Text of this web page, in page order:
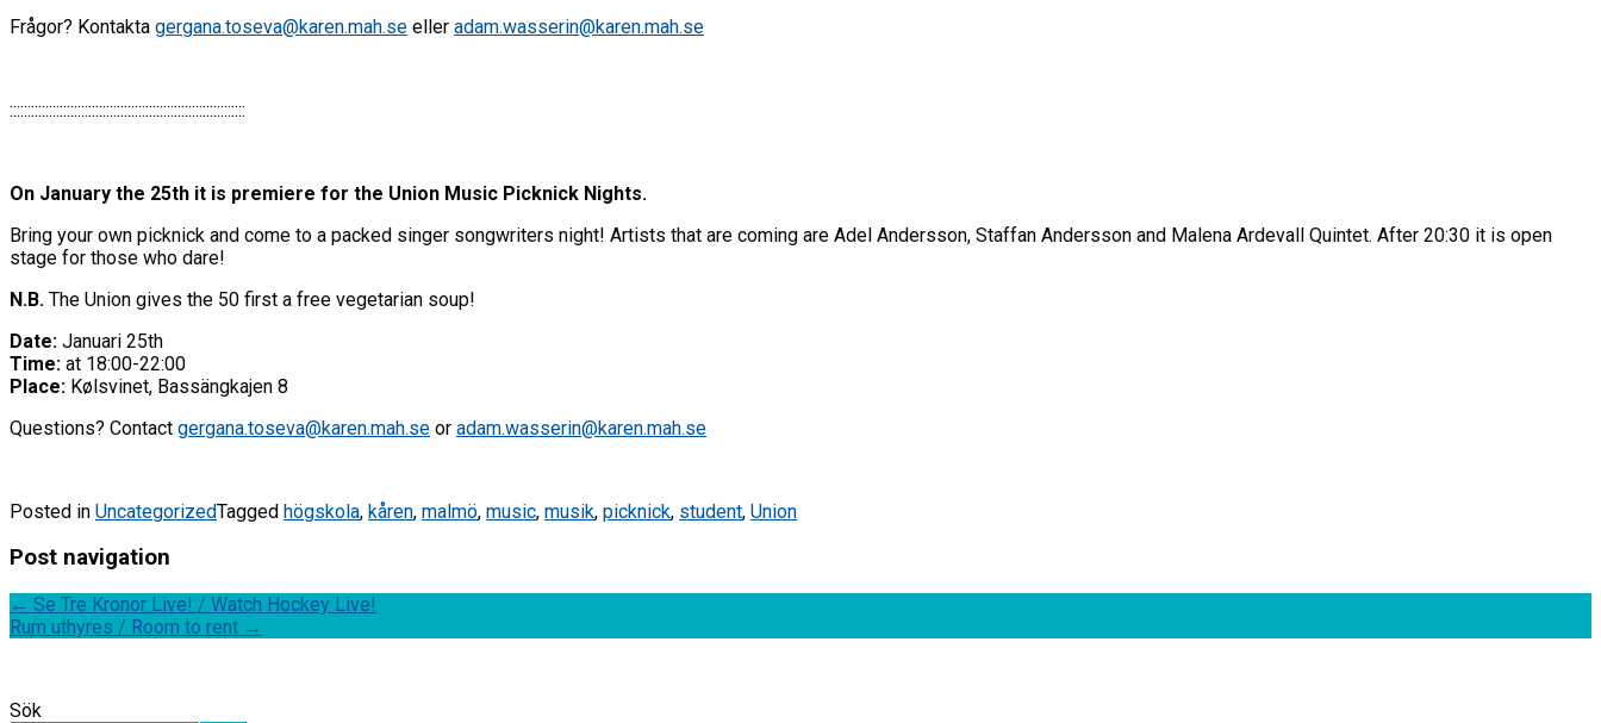
Frågor? Kontakta gergana.toseva@karen.mah.se eller adam.wasserin@karen.mah.se
::::::::::::::::::::::::::::::::::::::::::::::::::::::::::::::::::
On January the 25th it is premiere for the Union Music Picknick Nights.
Bring your own picknick and come to a packed singer songwriters night! Artists that are coming are Adel Andersson, Staffan Andersson and Malena Ardevall Quintet. After 20:30 it is open
stage for those who dare!
N.B. The Union gives the 50 first a free vegetarian soup!
Date: Januari 25th
Time: at 18:00-22:00
Place: Kølsvinet, Bassängkajen 8
Questions? Contact gergana.toseva@karen.mah.se or adam.wasserin@karen.mah.se
Posted in UncategorizedTagged högskola, kåren, malmö, music, musik, picknick, student, Union
Post navigation
← Se Tre Kronor Live! / Watch Hockey Live!
Rum uthyres / Room to rent →
Sök